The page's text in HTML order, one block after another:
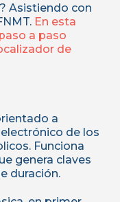
Asistiendo con
En esta
a paso
de
a
de los
Funciona
genera claves
duración.